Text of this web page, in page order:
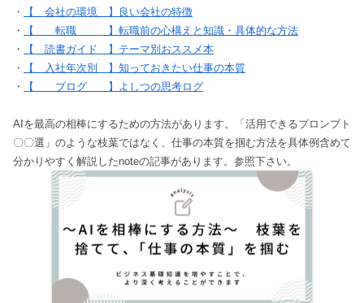
・
【 会社の環境 】良い会社の特徴
・
【 転職 】転職前の心構えと知識・具体的な方法
・
【 読書ガイド 】テーマ別おススメ本
・
【 入社年次別 】知っておきたい仕事の本質
・
【 ブログ 】よしつの思考ログ
AIを最高の相棒にするための方法があります。「活用できるプロンプト
〇〇選」のような枝葉ではなく、仕事の本質を掴む方法を具体例含めて
分かりやすく解説したnoteの記事があります。参照下さい。